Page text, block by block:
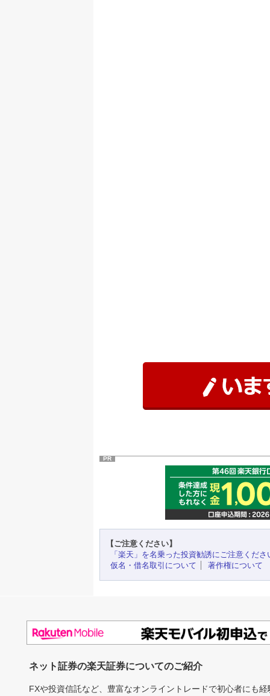
PR
【ご注意ください】
「楽天」を名乗った投資勧誘にご注意くださ
仮名・借名取引について
著作権について
ネット証券の楽天証券についてのご紹介
FXや投資信託など、豊富なオンライントレードで初心者にも